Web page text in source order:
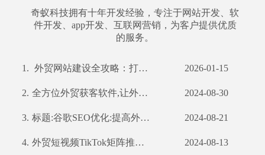
奇蚁科技拥有十年开发经验，专注于网站开发、软
件开发、app开发、互联网营销，为客户提供优质
的服务。
1. 外贸网站建设全攻略：打造国际化平台，赢在起点 2026-01-15
2. 全方位外贸获客软件,让外贸业务更轻松 2024-08-30
3. 标题:谷歌SEO优化:提高外贸企业全球曝光率 2024-08-21
4. 外贸短视频TikTok矩阵推广：如何利用TikTok扩大国际市场 2024-08-13